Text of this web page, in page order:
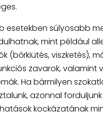
esetekben súlyosabb
mint például
(bőrkiütés, viszketés),
zavarok, valamint
Ha bármilyen
azonnal
kockázatának